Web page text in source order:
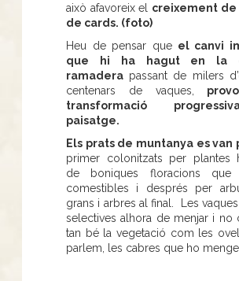
això afavoreix el creixement de
de cards. (foto)
Heu de pensar que el canvi
que hi ha hagut en la
ramadera passant de milers
centenars de vaques,
transformació
paisatge.
Els prats de muntanya es van
primer colonitzats per plantes
de boniques floracions
comestibles i després per
grans i arbres al final. Les
selectives alhora de menjar i no
tan bé la vegetació com les
parlem, les cabres que ho